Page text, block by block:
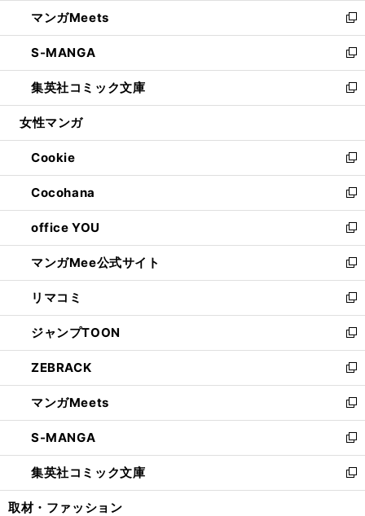
く
で
開
く
ド
ウ
で
開
く
ィ
ン
ド
ウ
で
開
し
い
ウ
ィ
ン
ド
ウ
開
く
マンガMeets
新
し
い
ウ
ィ
ン
ウ
で
開
く
S-MANGA
新
し
い
ウ
ン
ド
ウ
で
開
く
集英社コミック文庫
新
し
ウ
ィ
ン
ド
ウ
で
開
く
女性マンガ
Cookie
新
し
い
ウ
ィ
ン
ド
ウ
で
開
く
Cocohana
新
し
い
ウ
ィ
ン
ド
ウ
で
開
く
office YOU
新
し
い
ウ
ィ
ン
ド
ウ
で
開
く
マンガMee公式サイト
新
し
い
ウ
ィ
ン
ド
ウ
で
開
く
リマコミ
新
し
い
ウ
ィ
ン
ド
ウ
で
開
く
ジャンプTOON
新
し
い
ウ
ィ
ン
ド
ウ
で
開
ZEBRACK
新
し
い
ウ
ィ
ン
ド
ウ
マンガMeets
新
し
い
ウ
ィ
ン
S-MANGA
新
し
い
ウ
集英社コミック文庫
新
し
取材・ファッション